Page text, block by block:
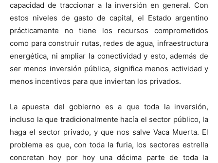
capacidad de traccionar a la inversión en general. Con
estos niveles de gasto de capital, el Estado argentino
prácticamente no tiene los recursos comprometidos
como para construir rutas, redes de agua, infraestructura
energética, ni ampliar la conectividad y esto, además de
ser menos inversión pública, significa menos actividad y
menos incentivos para que inviertan los privados.
La apuesta del gobierno es a que toda la inversión,
incluso la que tradicionalmente hacía el sector público, la
haga el sector privado, y que nos salve Vaca Muerta. El
problema es que, con toda la furia, los sectores estrella
concretan hoy por hoy una décima parte de toda la